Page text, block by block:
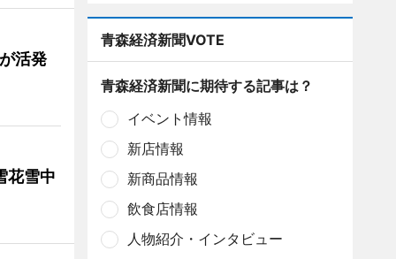
活発
花雪中
青森経済新聞VOTE
青森経済新聞に期待する記事は？
イベント情報
新店情報
新商品情報
飲食店情報
人物紹介・インタビュー